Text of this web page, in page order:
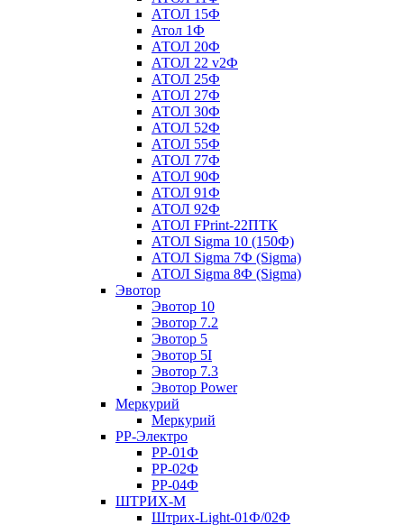
АТОЛ 15Ф
Атол 1Ф
АТОЛ 20Ф
АТОЛ 22 v2Ф
АТОЛ 25Ф
АТОЛ 27Ф
АТОЛ 30Ф
АТОЛ 52Ф
АТОЛ 55Ф
АТОЛ 77Ф
АТОЛ 90Ф
АТОЛ 91Ф
АТОЛ 92Ф
АТОЛ FPrint-22ПТК
АТОЛ Sigma 10 (150Ф)
АТОЛ Sigma 7Ф (Sigma)
АТОЛ Sigma 8Ф (Sigma)
Эвотор
Эвотор 10
Эвотор 7.2
Эвотор 5
Эвотор 5I
Эвотор 7.3
Эвотор Power
Меркурий
Меркурий
РР-Электро
РР-01Ф
РР-02Ф
РР-04Ф
ШТРИХ-М
Штрих-Light-01Ф/02Ф